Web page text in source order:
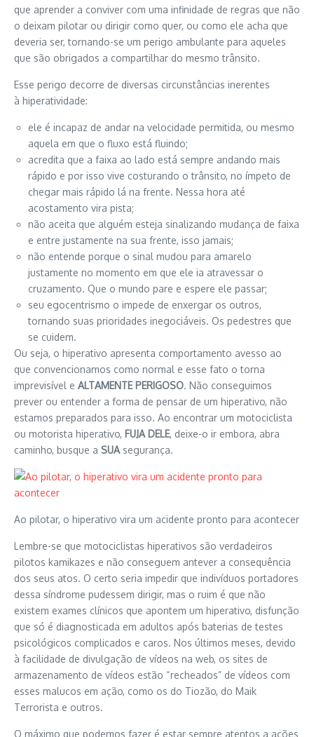
que aprender a conviver com uma infinidade de regras que não
o deixam pilotar ou dirigir como quer, ou como ele acha que
deveria ser, tornando-se um perigo ambulante para aqueles
que são obrigados a compartilhar do mesmo trânsito.
Esse perigo decorre de diversas circunstâncias inerentes
à hiperatividade:
ele é incapaz de andar na velocidade permitida, ou mesmo
aquela em que o fluxo está fluindo;
acredita que a faixa ao lado está sempre andando mais
rápido e por isso vive costurando o trânsito, no ímpeto de
chegar mais rápido lá na frente. Nessa hora até
acostamento vira pista;
não aceita que alguém esteja sinalizando mudança de faixa
e entre justamente na sua frente, isso jamais;
não entende porque o sinal mudou para amarelo
justamente no momento em que ele ia atravessar o
cruzamento. Que o mundo pare e espere ele passar;
seu egocentrismo o impede de enxergar os outros,
tornando suas prioridades inegociáveis. Os pedestres que
se cuidem.
Ou seja, o hiperativo apresenta comportamento avesso ao
que convencionamos como normal e esse fato o torna
imprevisível e ALTAMENTE PERIGOSO. Não conseguimos
prever ou entender a forma de pensar de um hiperativo, não
estamos preparados para isso. Ao encontrar um motociclista
ou motorista hiperativo, FUJA DELE, deixe-o ir embora, abra
caminho, busque a SUA segurança.
Ao pilotar, o hiperativo vira um acidente pronto para acontecer
Lembre-se que motociclistas hiperativos são verdadeiros
pilotos kamikazes e não conseguem antever a consequência
dos seus atos. O certo seria impedir que indivíduos portadores
dessa síndrome pudessem dirigir, mas o ruim é que não
existem exames clínicos que apontem um hiperativo, disfunção
que só é diagnosticada em adultos após baterias de testes
psicológicos complicados e caros. Nos últimos meses, devido
à facilidade de divulgação de vídeos na web, os sites de
armazenamento de vídeos estão “recheados” de vídeos com
esses malucos em ação, como os do Tiozão, do Maik
Terrorista e outros.
O máximo que podemos fazer é estar sempre atentos a ações